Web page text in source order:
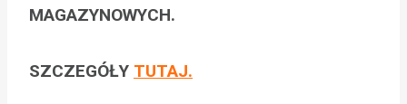
MAGAZYNOWYCH.
SZCZEGÓŁY TUTAJ.